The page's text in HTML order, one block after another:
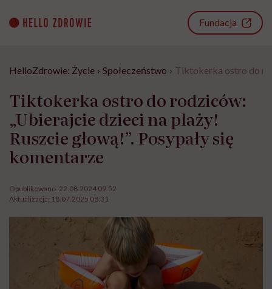
content
Fundacja
HelloZdrowie: Życie › Społeczeństwo › Tiktokerka ostro do
Tiktokerka ostro do rodziców:
„Ubierajcie dzieci na plaży!
Ruszcie głową!”. Posypały się
komentarze
Opublikowano: 22.08.2024 09:52
Aktualizacja: 18.07.2025 08:31